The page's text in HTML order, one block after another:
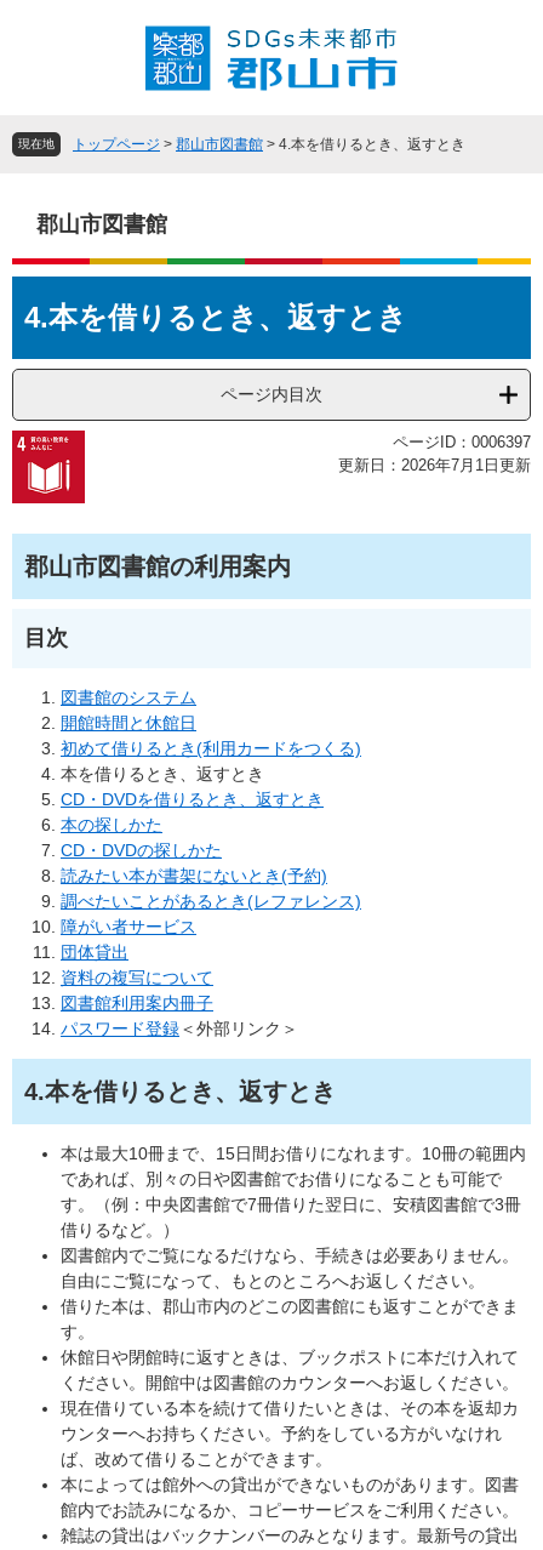
頭
飛
文
現在地 トップページ > 郡山市図書館 > 4.本を借りるとき、返すとき
郡山市図書館
文4.本を借りるとき、返すとき
ページ内目次
ページID：0006397
更新日：2026年7月1日更新
郡山市図書館の利用案内
目次
図書館のシステム
開館時間と休館日
初めて借りるとき(利用カードをつくる)
本を借りるとき、返すとき
CD・DVDを借りるとき、返すとき
本の探しかた
CD・DVDの探しかた
読みたい本が書架にないとき(予約)
調べたいことがあるとき(レファレンス)
障がい者サービス
団体貸出
資料の複写について
図書館利用案内冊子
パスワード登録＜外部リンク＞
4.本を借りるとき、返すとき
本は最大10冊まで、15日間お借りになれます。10冊の範囲内
であれば、別々の日や図書館でお借りになることも可能で
す。（例：中央図書館で7冊借りた翌日に、安積図書館で3冊
借りるなど。）
図書館内でご覧になるだけなら、手続きは必要ありません。
自由にご覧になって、もとのところへお返しください。
借りた本は、郡山市内のどこの図書館にも返すことができま
す。
休館日や閉館時に返すときは、ブックポストに本だけ入れて
ください。開館中は図書館のカウンターへお返しください。
現在借りている本を続けて借りたいときは、その本を返却カ
ウンターへお持ちください。予約をしている方がいなけれ
ば、改めて借りることができます。
本によっては館外への貸出ができないものがあります。図書
館内でお読みになるか、コピーサービスをご利用ください。
雑誌の貸出はバックナンバーのみとなります。最新号の貸出